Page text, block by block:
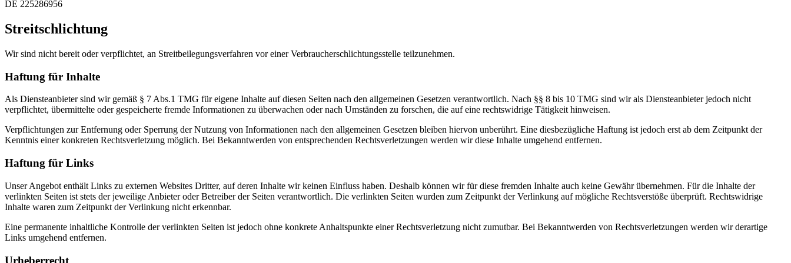
DE 225286956
Streitschlichtung
Wir sind nicht bereit oder verpflichtet, an Streitbeilegungsverfahren vor einer Verbraucherschlichtungsstelle teilzunehmen.
Haftung für Inhalte
Als Diensteanbieter sind wir gemäß § 7 Abs.1 TMG für eigene Inhalte auf diesen Seiten nach den allgemeinen Gesetzen verantwortlich. Nach §§ 8 bis 10 TMG sind wir als Diensteanbieter jedoch nicht
verpflichtet, übermittelte oder gespeicherte fremde Informationen zu überwachen oder nach Umständen zu forschen, die auf eine rechtswidrige Tätigkeit hinweisen.
Verpflichtungen zur Entfernung oder Sperrung der Nutzung von Informationen nach den allgemeinen Gesetzen bleiben hiervon unberührt. Eine diesbezügliche Haftung ist jedoch erst ab dem Zeitpunkt der
Kenntnis einer konkreten Rechtsverletzung möglich. Bei Bekanntwerden von entsprechenden Rechtsverletzungen werden wir diese Inhalte umgehend entfernen.
Haftung für Links
Unser Angebot enthält Links zu externen Websites Dritter, auf deren Inhalte wir keinen Einfluss haben. Deshalb können wir für diese fremden Inhalte auch keine Gewähr übernehmen. Für die Inhalte der
verlinkten Seiten ist stets der jeweilige Anbieter oder Betreiber der Seiten verantwortlich. Die verlinkten Seiten wurden zum Zeitpunkt der Verlinkung auf mögliche Rechtsverstöße überprüft. Rechtswidrige
Inhalte waren zum Zeitpunkt der Verlinkung nicht erkennbar.
Eine permanente inhaltliche Kontrolle der verlinkten Seiten ist jedoch ohne konkrete Anhaltspunkte einer Rechtsverletzung nicht zumutbar. Bei Bekanntwerden von Rechtsverletzungen werden wir derartige
Links umgehend entfernen.
Urheberrecht